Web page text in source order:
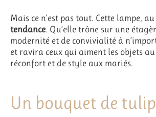
Mais ce n’est pas tout. Cette lampe,
tendance. Qu’elle trône sur une
modernité et de convivialité à
et ravira ceux qui aiment les objets au
réconfort et de style aux mariés.
Un bouquet de